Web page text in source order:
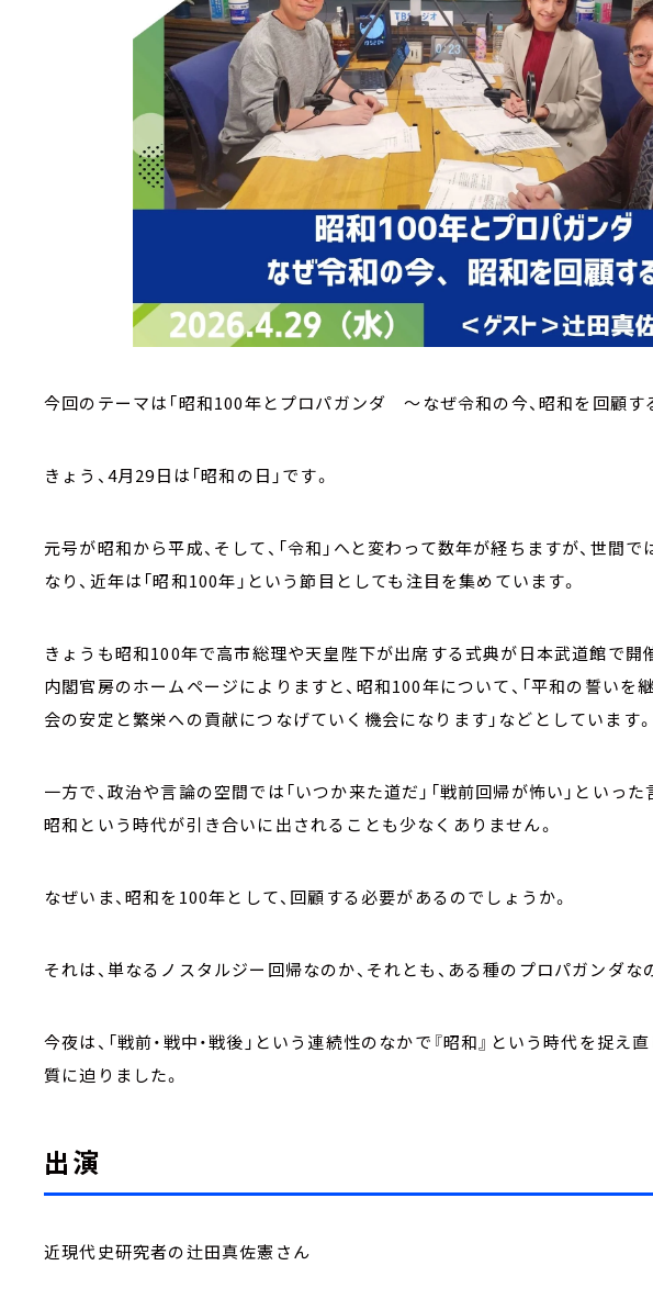
今回のテーマは「昭和100年とプロパガンダ ～なぜ令和の今、昭和を回顧す
きょう、4月29日は「昭和の日」です。
元号が昭和から平成、そして、「令和」へと変わって数年が経ちますが、世間で
なり、近年は「昭和100年」という節目としても注目を集めています。
きょうも昭和100年で高市総理や天皇陛下が出席する式典が日本武道館で開
内閣官房のホームページによりますと、昭和100年について、「平和の誓いを
会の安定と繁栄への貢献につなげていく機会になります」などとしています。
一方で、政治や言論の空間では「いつか来た道だ」「戦前回帰が怖い」といった
昭和という時代が引き合いに出されることも少なくありません。
なぜいま、昭和を100年として、回顧する必要があるのでしょうか。
それは、単なるノスタルジー回帰なのか、それとも、ある種のプロパガンダな
今夜は、「戦前・戦中・戦後」という連続性のなかで『昭和』という時代を捉え
質に迫りました。
出演
近現代史研究者の辻田真佐憲さん